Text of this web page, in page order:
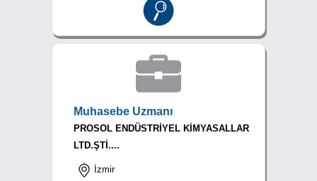
Muhasebe Uzmanı
PROSOL ENDÜSTRİYEL KİMYASALLAR
LTD.ŞTİ....
İzmir